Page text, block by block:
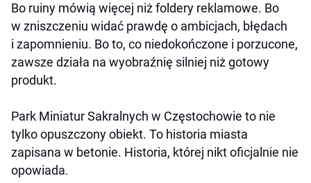
Bo ruiny mówią więcej niż foldery reklamowe. Bo
w zniszczeniu widać prawdę o ambicjach, błędach
i zapomnieniu. Bo to, co niedokończone i porzucone,
zawsze działa na wyobraźnię silniej niż gotowy
produkt.
Park Miniatur Sakralnych w Częstochowie to nie
tylko opuszczony obiekt. To historia miasta
zapisana w betonie. Historia, której nikt oficjalnie nie
opowiada.